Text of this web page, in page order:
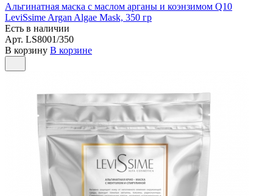
Альгинатная маска с маслом арганы и коэнзимом Q10
LeviSsime Argan Algae Mask, 350 гр
Есть в наличии
Арт. LS8001/350
В корзину В корзине